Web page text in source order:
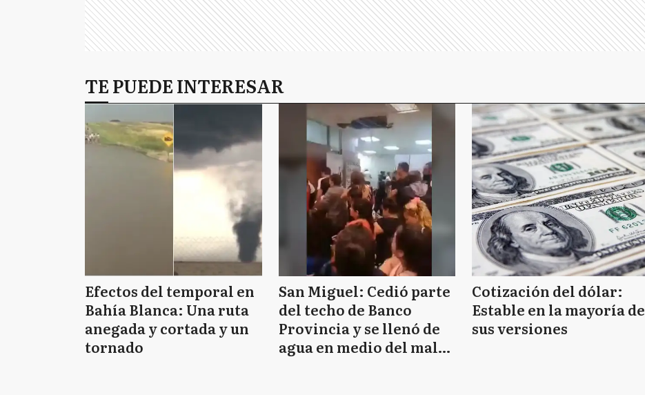
TE PUEDE INTERESAR
Efectos del temporal en
Bahía Blanca: Una ruta
anegada y cortada y un
tornado
San Miguel: Cedió parte
del techo de Banco
Provincia y se llenó de
agua en medio del mal
Cotización del dólar:
Estable en la mayoría de
sus versiones